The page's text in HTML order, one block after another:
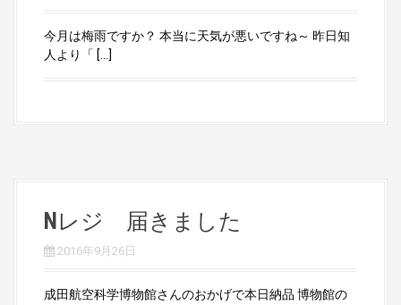
今月は梅雨ですか？ 本当に天気が悪いですね～ 昨日知
人より「 […]
Nレジ 届きました
2016年9月26日
成田航空科学博物館さんのおかげで本日納品 博物館の